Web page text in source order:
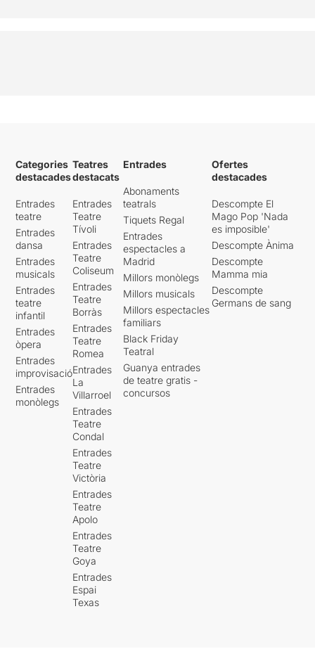
Categories
destacades
Entrades
teatre
Entrades
dansa
Entrades
musicals
Entrades
teatre
infantil
Entrades
òpera
Entrades
improvisació
Entrades
monòlegs
Teatres
destacats
Entrades
Teatre
Tívoli
Entrades
Teatre
Coliseum
Entrades
Teatre
Borràs
Entrades
Teatre
Romea
Entrades
La
Villarroel
Entrades
Teatre
Condal
Entrades
Teatre
Victòria
Entrades
Teatre
Apolo
Entrades
Teatre
Goya
Entrades
Espai
Texas
Entrades
Abonaments
teatrals
Tiquets Regal
Entrades
espectacles a
Madrid
Millors monòlegs
Millors musicals
Millors espectacles
familiars
Black Friday
Teatral
Guanya entrades
de teatre gratis -
concursos
Ofertes
destacades
Descompte El
Mago Pop 'Nada
es imposible'
Descompte Ànima
Descompte
Mamma mia
Descompte
Germans de sang